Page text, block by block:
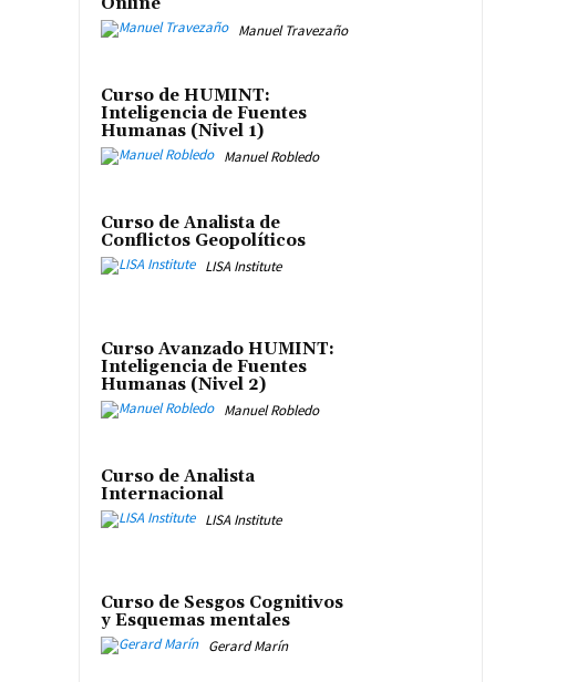
Online
Manuel Travezaño
Curso de HUMINT:
Inteligencia de Fuentes
Humanas (Nivel 1)
Manuel Robledo
Curso de Analista de
Conflictos Geopolíticos
LISA Institute
Curso Avanzado HUMINT:
Inteligencia de Fuentes
Humanas (Nivel 2)
Manuel Robledo
Curso de Analista
Internacional
LISA Institute
Curso de Sesgos Cognitivos
y Esquemas mentales
Gerard Marín